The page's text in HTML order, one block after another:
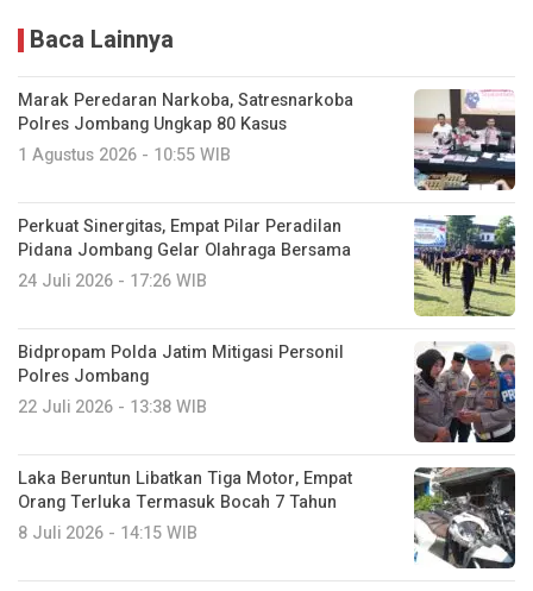
Baca Lainnya
Marak Peredaran Narkoba, Satresnarkoba
Polres Jombang Ungkap 80 Kasus
1 Agustus 2026 - 10:55 WIB
Perkuat Sinergitas, Empat Pilar Peradilan
Pidana Jombang Gelar Olahraga Bersama
24 Juli 2026 - 17:26 WIB
Bidpropam Polda Jatim Mitigasi Personil
Polres Jombang
22 Juli 2026 - 13:38 WIB
Laka Beruntun Libatkan Tiga Motor, Empat
Orang Terluka Termasuk Bocah 7 Tahun
8 Juli 2026 - 14:15 WIB